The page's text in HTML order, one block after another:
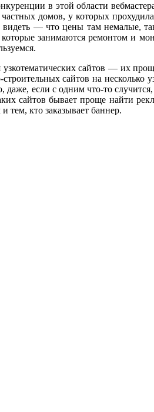
в этой области
частных домов, у которых
видеть — что цены там немалые,
занимаются ремонтом и
сайтов — их
строительных сайтов на
даже, если с одним что-то
сайтов бывает проще найти
тем, кто заказывает баннер.